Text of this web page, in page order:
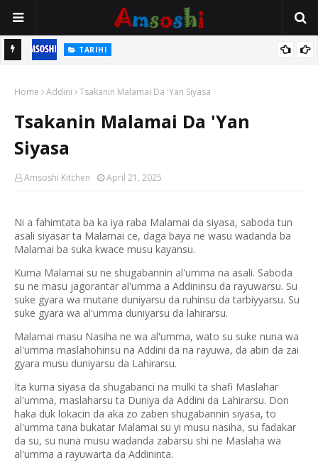
TARIHI
Mutane Ba Su Taba Ji Ba
Home Addini Tsakanin Malamai Da 'Yan Siyasa
Tsakanin Malamai Da 'Yan
Siyasa
Amsoshi Kitchen April 21, 2025
Ni a fahimtata ba ka iya raba Malamai da siyasa, saboda tun
asali siyasar ta Malamai ce, daga baya ne wasu wadanda ba
Malamai ba suka kwace musu kayansu.
Kuma Malamai su ne shugabannin al'umma na asali. Saboda
su ne masu jagorantar al'umma a Addininsu da rayuwarsu. Su
suke gyara wa mutane duniyarsu da ruhinsu da tarbiyyarsu. Su
suke gyara wa al'umma duniyarsu da lahirarsu.
Malamai masu Nasiha ne wa al'umma, wato su suke nuna wa
al'umma maslahohinsu na Addini da na rayuwa, da abin da zai
gyara musu duniyarsu da Lahirarsu.
Ita kuma siyasa da shugabanci na mulki ta shafi Maslahar
al'umma, maslaharsu ta Duniya da Addini da Lahirarsu. Don
haka duk lokacin da aka zo zaben shugabannin siyasa, to
al'umma tana bukatar Malamai su yi musu nasiha, su fadakar
da su, su nuna musu wadanda zabarsu shi ne Maslaha wa
al'umma a rayuwarta da Addininta.